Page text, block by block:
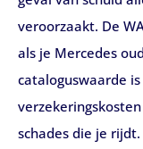
veroorzaakt. De
als je Mercedes
cataloguswaarde
schades die je rijdt.